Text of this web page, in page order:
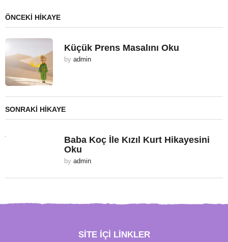
ÖNCEKI HIKAYE
Küçük Prens Masalını Oku
by admin
SONRAKI HIKAYE
Baba Koç İle Kızıl Kurt Hikayesini
Oku
by admin
SITE IÇI LINKLER